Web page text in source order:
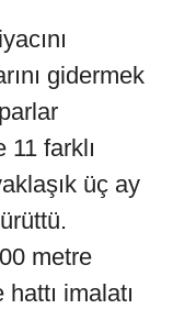
gidermek
farklı
üç ay
metre
imalatı